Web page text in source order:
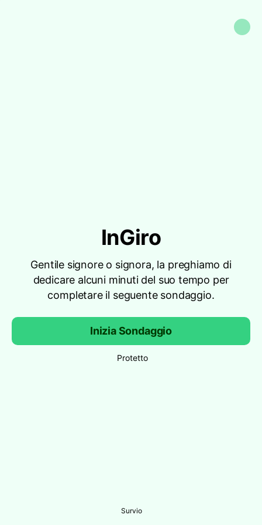
InGiro
Gentile signore o signora, la preghiamo di
dedicare alcuni minuti del suo tempo per
completare il seguente sondaggio.
Inizia Sondaggio
Protetto
Survio